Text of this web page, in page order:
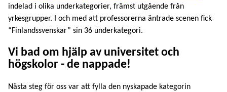
indelad i olika underkategorier, främst utgående från
yrkesgrupper. I och med att professorerna äntrade scenen fick
“Finlandssvenskar” sin 36 underkategori.
Vi bad om hjälp av universitet och
högskolor - de nappade!
Nästa steg för oss var att fylla den nyskapade kategorin